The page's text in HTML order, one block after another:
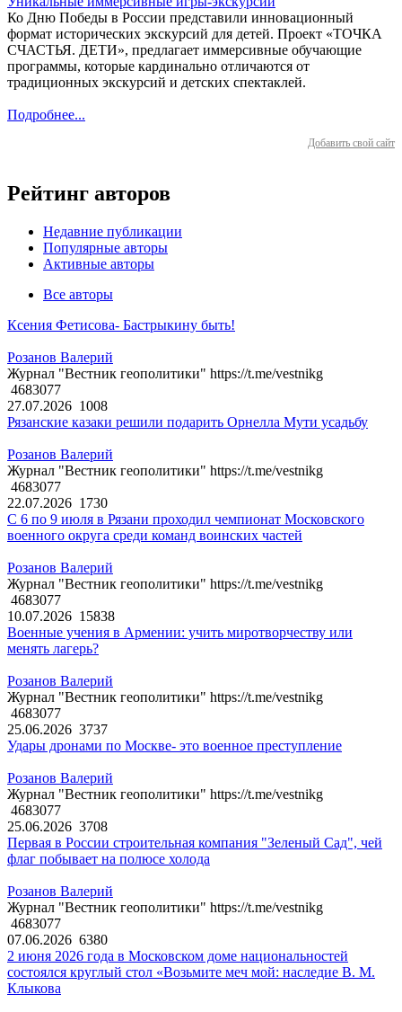
Ко Дню Победы в России представили инновационный
формат исторических экскурсий для детей. Проект «ТОЧКА
СЧАСТЬЯ. ДЕТИ», предлагает иммерсивные обучающие
программы, которые кардинально отличаются от
традиционных экскурсий и детских спектаклей.
Подробнее...
Добавить свой сайт
Рейтинг авторов
Недавние публикации
Популярные авторы
Активные авторы
Все авторы
Ксения Фетисова- Бастрыкину быть!
Розанов Валерий
Журнал "Вестник геополитики" https://t.me/vestnikg
4683077
27.07.2026 1008
Рязанские казаки решили подарить Орнелла Мути усадьбу
Розанов Валерий
Журнал "Вестник геополитики" https://t.me/vestnikg
4683077
22.07.2026 1730
С 6 по 9 июля в Рязани проходил чемпионат Московского
военного округа среди команд воинских частей
Розанов Валерий
Журнал "Вестник геополитики" https://t.me/vestnikg
4683077
10.07.2026 15838
Военные учения в Армении: учить миротворчеству или
менять лагерь?
Розанов Валерий
Журнал "Вестник геополитики" https://t.me/vestnikg
4683077
25.06.2026 3737
Удары дронами по Москве- это военное преступление
Розанов Валерий
Журнал "Вестник геополитики" https://t.me/vestnikg
4683077
25.06.2026 3708
Первая в России строительная компания "Зеленый Сад", чей
флаг побывает на полюсе холода
Розанов Валерий
Журнал "Вестник геополитики" https://t.me/vestnikg
4683077
07.06.2026 6380
2 июня 2026 года в Московском доме национальностей
состоялся круглый стол «Возьмите меч мой: наследие В. М.
Клыкова